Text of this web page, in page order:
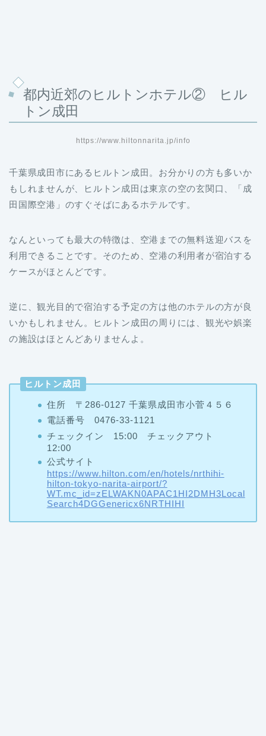
都内近郊のヒルトンホテル② ヒル
トン成田
https://www.hiltonnarita.jp/info
千葉県成田市にあるヒルトン成田。お分かりの方も多いか
もしれませんが、ヒルトン成田は東京の空の玄関口、「成
田国際空港」のすぐそばにあるホテルです。
なんといっても最大の特徴は、空港までの無料送迎バスを
利用できることです。そのため、空港の利用者が宿泊する
ケースがほとんどです。
逆に、観光目的で宿泊する予定の方は他のホテルの方が良
いかもしれません。ヒルトン成田の周りには、観光や娯楽
の施設はほとんどありませんよ。
ヒルトン成田
住所 〒286-0127 千葉県成田市小菅４５６
電話番号 0476-33-1121
チェックイン 15:00 チェックアウト
12:00
公式サイト
https://www.hilton.com/en/hotels/nrthihi-
hilton-tokyo-narita-airport/?
WT.mc_id=zELWAKN0APAC1HI2DMH3Local
Search4DGGenericx6NRTHIHI